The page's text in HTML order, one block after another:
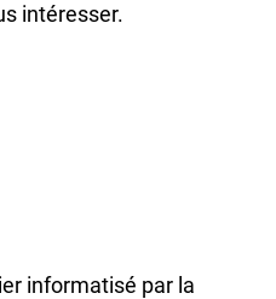
intéresser.
informatisé par la